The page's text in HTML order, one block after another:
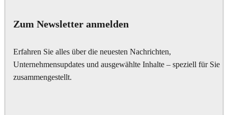
Zum Newsletter anmelden
Erfahren Sie alles über die neuesten Nachrichten,
Unternehmensupdates und ausgewählte Inhalte – speziell für Sie
zusammengestellt.